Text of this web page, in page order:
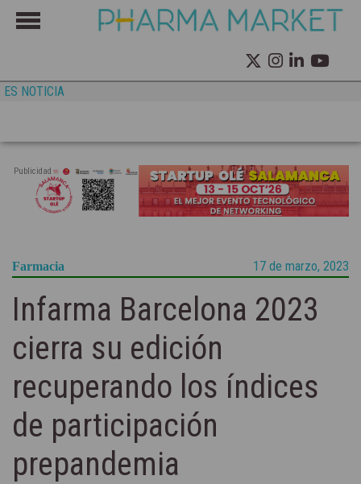
ES NOTICIA
Publicidad
Farmacia 17 de marzo, 2023
Infarma Barcelona 2023
cierra su edición
recuperando los índices
de participación
prepandemia